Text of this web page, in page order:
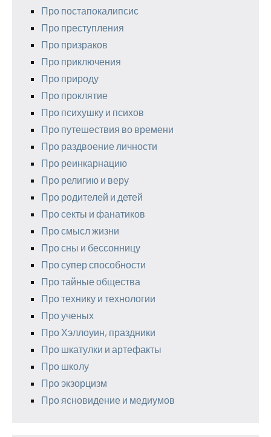
Про постапокалипсис
Про преступления
Про призраков
Про приключения
Про природу
Про проклятие
Про психушку и психов
Про путешествия во времени
Про раздвоение личности
Про реинкарнацию
Про религию и веру
Про родителей и детей
Про секты и фанатиков
Про смысл жизни
Про сны и бессонницу
Про супер способности
Про тайные общества
Про технику и технологии
Про ученых
Про Хэллоуин, праздники
Про шкатулки и артефакты
Про школу
Про экзорцизм
Про ясновидение и медиумов